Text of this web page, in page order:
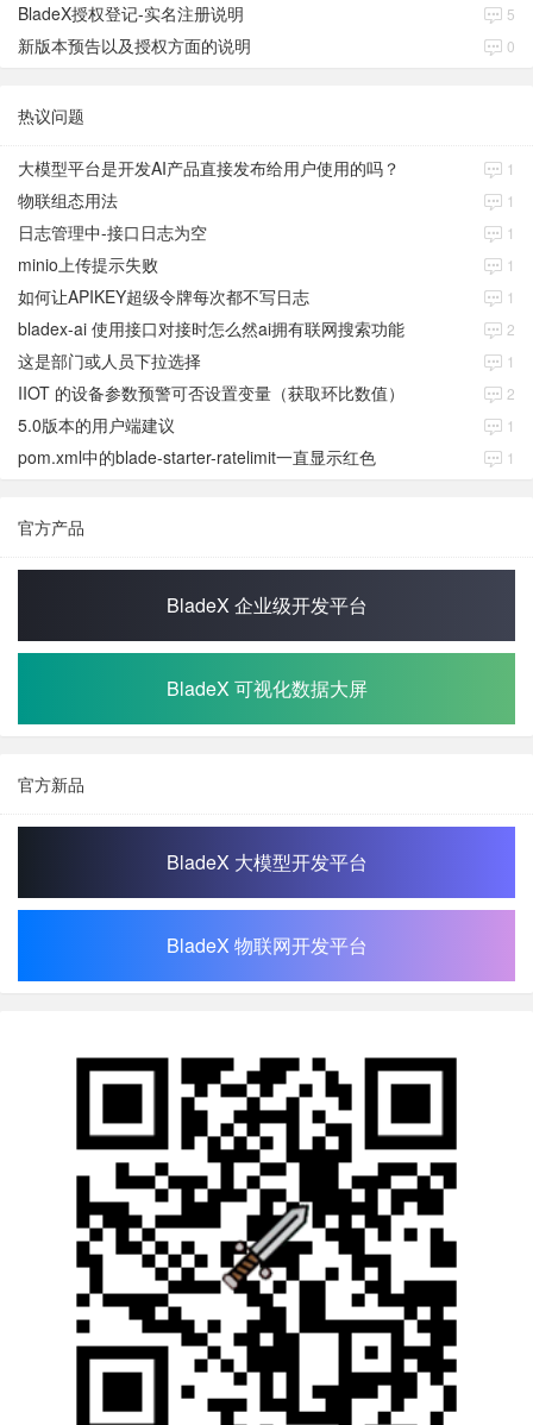
BladeX授权登记-实名注册说明 5
新版本预告以及授权方面的说明 0
热议问题
大模型平台是开发AI产品直接发布给用户使用的吗？ 1
物联组态用法 1
日志管理中-接口日志为空 1
minio上传提示失败 1
如何让APIKEY超级令牌每次都不写日志 1
bladex-ai 使用接口对接时怎么然ai拥有联网搜索功能 2
这是部门或人员下拉选择 1
IIOT 的设备参数预警可否设置变量（获取环比数值） 2
5.0版本的用户端建议 1
pom.xml中的blade-starter-ratelimit一直显示红色 1
官方产品
BladeX 企业级开发平台
BladeX 可视化数据大屏
官方新品
BladeX 大模型开发平台
BladeX 物联网开发平台